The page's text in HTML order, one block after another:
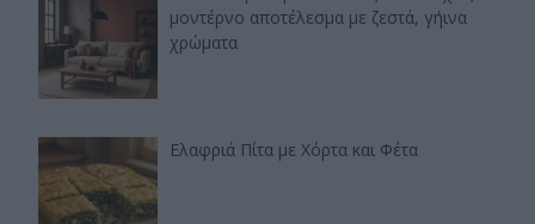
μοντέρνο αποτέλεσμα με ζεστά, γήινα
χρώματα
Ελαφριά Πίτα με Χόρτα και Φέτα